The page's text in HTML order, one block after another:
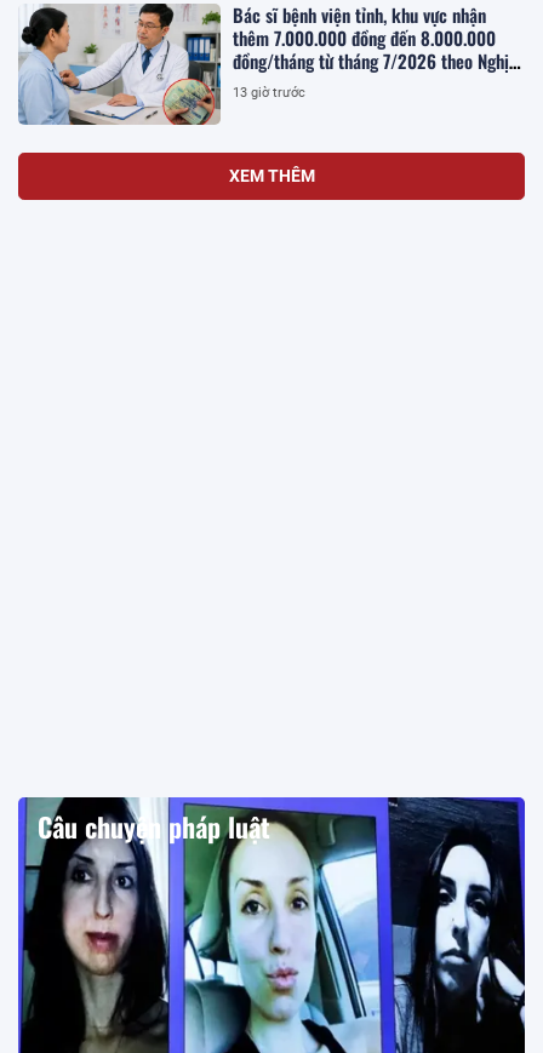
Bác sĩ bệnh viện tỉnh, khu vực nhận
thêm 7.000.000 đồng đến 8.000.000
đồng/tháng từ tháng 7/2026 theo Nghị
quyết 25, cụ thể như nào?
13 giờ trước
XEM THÊM
Câu chuyện pháp luật